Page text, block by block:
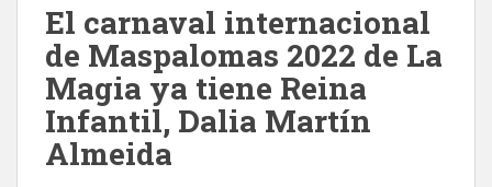
El carnaval internacional
de Maspalomas 2022 de La
Magia ya tiene Reina
Infantil, Dalia Martín
Almeida